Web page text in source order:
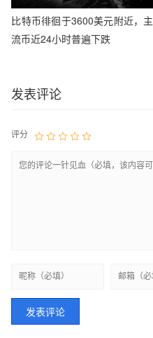
比特币徘徊于3600美元附近，主
流币近24小时普遍下跌
发表评论
评分